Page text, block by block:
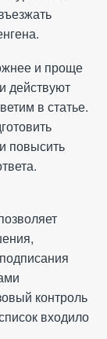
и проще
действуют
в статье.
повысить
контроль
входило